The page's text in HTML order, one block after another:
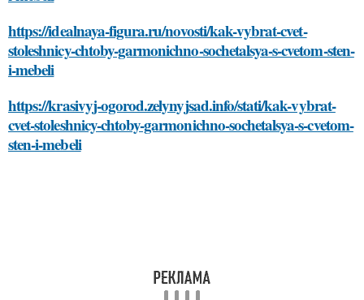
https://idealnaya-figura.ru/novosti/kak-vybrat-cvet-
stoleshnicy-chtoby-garmonichno-sochetalsya-s-cvetom-sten-
i-mebeli
https://krasivyj-ogorod.zelynyjsad.info/stati/kak-vybrat-
cvet-stoleshnicy-chtoby-garmonichno-sochetalsya-s-cvetom-
sten-i-mebeli